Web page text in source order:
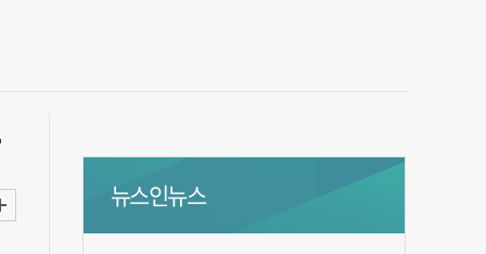
뉴스인뉴스